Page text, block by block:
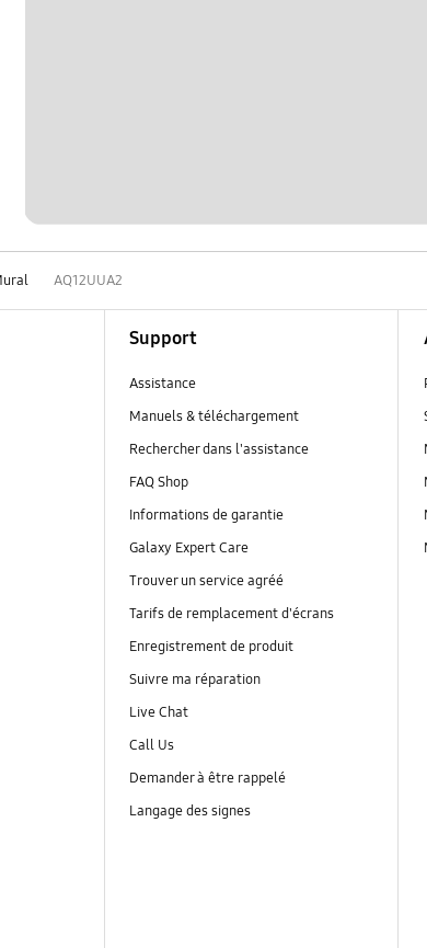
AQ12UUA2
Support
Assistance
Manuels & téléchargement
Rechercher dans l'assistance
FAQ Shop
Informations de garantie
Galaxy Expert Care
Trouver un service agréé
Tarifs de remplacement d'écrans
Enregistrement de produit
Suivre ma réparation
Live Chat
Call Us
Demander à être rappelé
Langage des signes